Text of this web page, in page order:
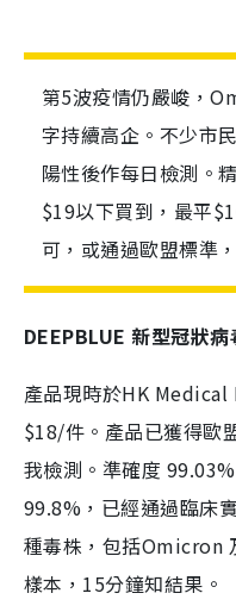
第5波疫情仍嚴峻，
字持續高企。不少市
陽性後作每日檢測。
$19以下買到，最平
可，或通過歐盟標準
DEEPBLUE 新型冠狀
產品現時於HK Medical
$18/件。產品已獲得歐
我檢測。準確度
99.8%，已經通過臨床
種毒株，包括Omicron
樣本，15分鐘知結果。